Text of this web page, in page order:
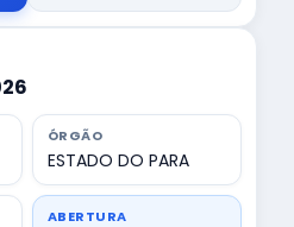
ÓRGÃO
ESTADO DO PARA
ABERTURA